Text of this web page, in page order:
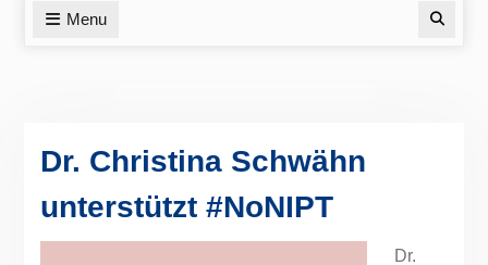
Menu
Dr. Christina Schwähn
unterstützt #NoNIPT
Dr.